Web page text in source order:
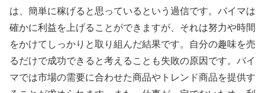
は、簡単に稼げると思っているという過信です。バイマは
確かに利益を上げることができますが、それは努力や時間
をかけてしっかりと取り組んだ結果です。自分の趣味を売
るだけで成功できると考えることも失敗の原因です。バイ
マでは市場の需要に合わせた商品やトレンド商品を提供す